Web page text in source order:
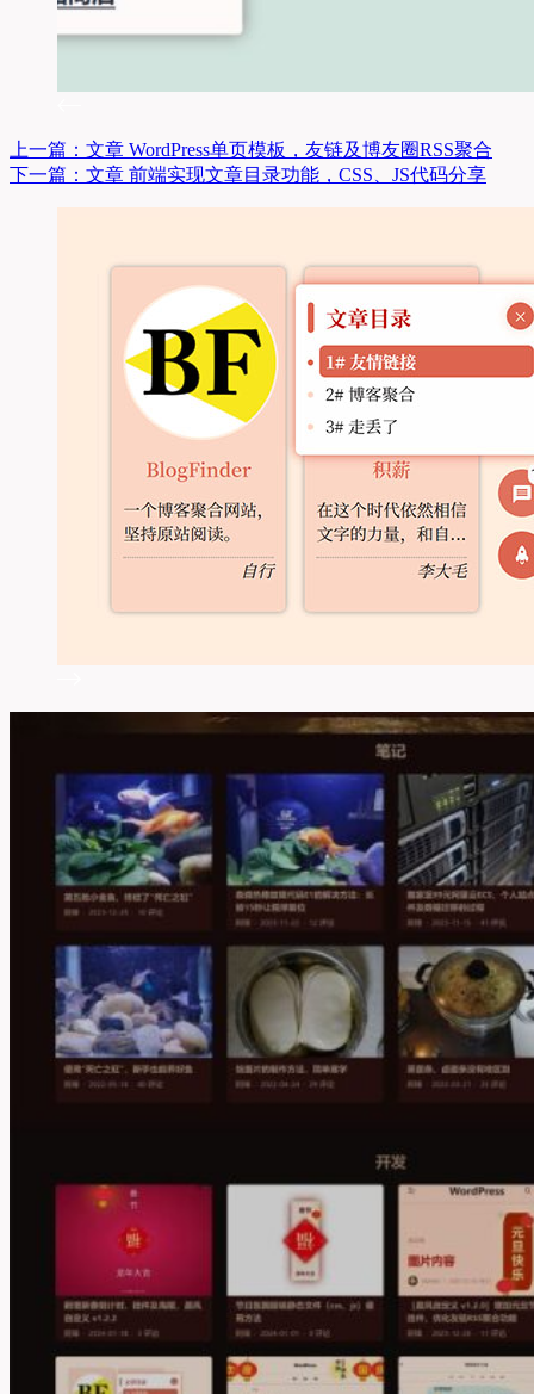
上一篇： 文章 WordPress单页模板，友链及博友圈RSS聚合
下一篇： 文章 前端实现文章目录功能，CSS、JS代码分享